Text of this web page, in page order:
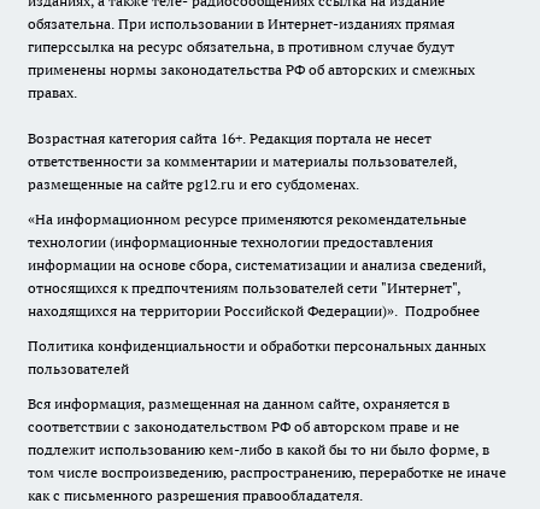
обязательна. При использовании в Интернет-изданиях прямая
гиперссылка на ресурс обязательна, в противном случае будут
применены нормы законодательства РФ об авторских и смежных
правах.
Возрастная категория сайта 16+. Редакция портала не несет
ответственности за комментарии и материалы пользователей,
размещенные на сайте pg12.ru и его субдоменах.
«На информационном ресурсе применяются рекомендательные
технологии (информационные технологии предоставления
информации на основе сбора, систематизации и анализа сведений,
относящихся к предпочтениям пользователей сети "Интернет",
находящихся на территории Российской Федерации)». Подробнее
Политика конфиденциальности и обработки персональных данных
пользователей
Вся информация, размещенная на данном сайте, охраняется в
соответствии с законодательством РФ об авторском праве и не
подлежит использованию кем-либо в какой бы то ни было форме, в
том числе воспроизведению, распространению, переработке не иначе
как с письменного разрешения правообладателя.